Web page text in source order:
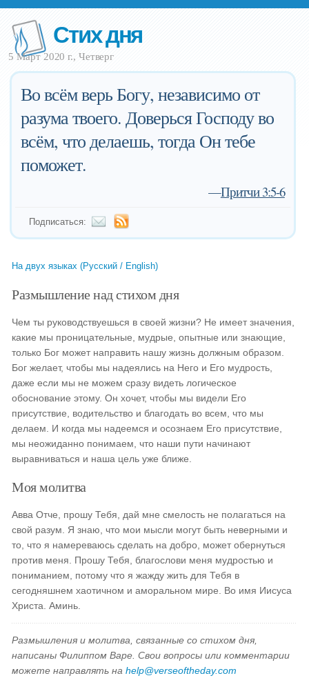
Стих дня
5 Март 2020 г., Четверг
Во всём верь Богу, независимо от
разума твоего. Доверься Господу во
всём, что делаешь, тогда Он тебе
поможет.
—Притчи 3:5-6
Подписаться:
На двух языках (Русский / English)
Размышление над стихом дня
Чем ты руководствуешься в своей жизни? Не имеет значения,
какие мы проницательные, мудрые, опытные или знающие,
только Бог может направить нашу жизнь должным образом.
Бог желает, чтобы мы надеялись на Него и Его мудрость,
даже если мы не можем сразу видеть логическое
обоснование этому. Он хочет, чтобы мы видели Его
присутствие, водительство и благодать во всем, что мы
делаем. И когда мы надеемся и осознаем Его присутствие,
мы неожиданно понимаем, что наши пути начинают
выравниваться и наша цель уже ближе.
Моя молитва
Авва Отче, прошу Тебя, дай мне смелость не полагаться на
свой разум. Я знаю, что мои мысли могут быть неверными и
то, что я намереваюсь сделать на добро, может обернуться
против меня. Прошу Тебя, благослови меня мудростью и
пониманием, потому что я жажду жить для Тебя в
сегодняшнем хаотичном и аморальном мире. Во имя Иисуса
Христа. Аминь.
Размышления и молитва, связанные со стихом дня,
написаны Филиппом Варе. Свои вопросы или комментарии
можете направлять наhelp@verseoftheday.com